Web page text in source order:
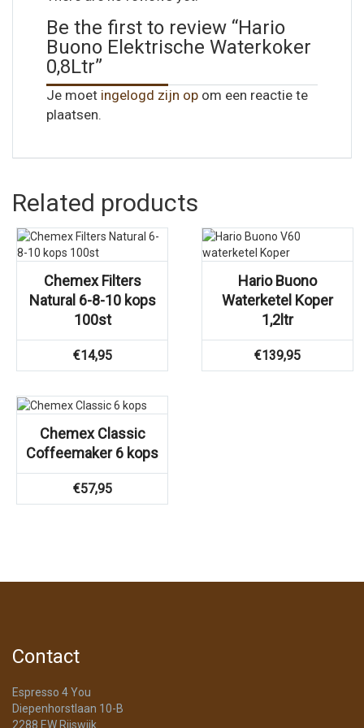
Be the first to review “Hario
Buono Elektrische Waterkoker
0,8Ltr”
Je moet ingelogd zijn op om een reactie te
plaatsen.
Related products
Chemex Filters
Natural 6-8-10 kops
100st
€14,95
Hario Buono
Waterketel Koper
1,2ltr
€139,95
Chemex Classic
Coffeemaker 6 kops
€57,95
Contact
Espresso 4 You
Diepenhorstlaan 10-B
2288 EW Rijswijk